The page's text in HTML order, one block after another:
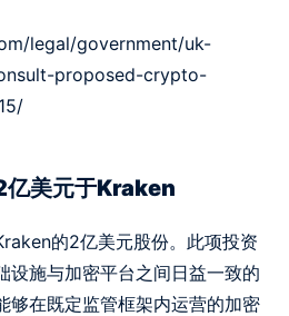
legal/government/uk-
proposed-crypto-
亿美元于Kraken
的2亿美元股份。此项投资
设施与加密平台之间日益一致的
够在既定监管框架内运营的加密